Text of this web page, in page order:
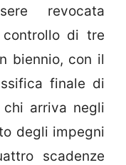
revocata
di tre
biennio, con il
finale di
chi arriva negli
degli impegni
scadenze